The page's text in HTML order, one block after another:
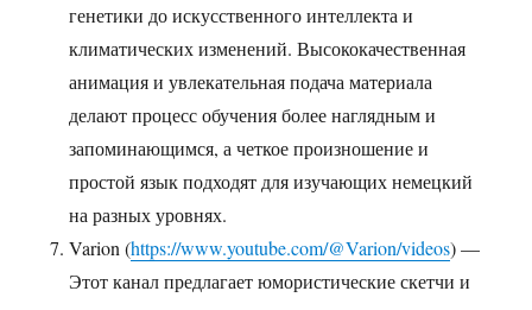
генетики до искусственного интеллекта и
климатических изменений. Высококачественная
анимация и увлекательная подача материала
делают процесс обучения более наглядным и
запоминающимся, а четкое произношение и
простой язык подходят для изучающих немецкий
на разных уровнях.
Varion (https://www.youtube.com/@Varion/videos) —
Этот канал предлагает юмористические скетчи и